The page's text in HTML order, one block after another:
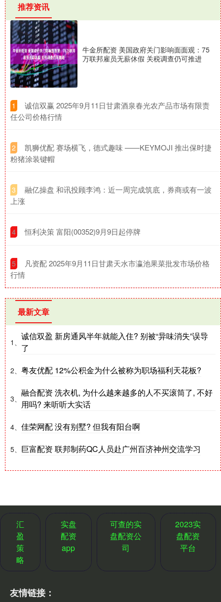
推荐资讯
牛金所配资 美国政府关门影响面面观：75
万联邦雇员无薪休假 关税调查仍可推进
1
​诚信双赢 2025年9月11日甘肃酒泉春光农产品市场有限责
任公司价格行情
2
​凯狮优配 赛场横飞，德式趣味 ——KEYMOJI 推出保时捷
粉猪涂装键帽
3
​融亿操盘 和讯投顾李鸿：近一周完成筑底，券商或有一波
上涨
4 ​恒利决策 富阳(00352)9月9日起停牌
5
​凡资配 2025年9月11日甘肃天水市瀛池果菜批发市场价格
行情
最新文章
1、
诚信双盈 新房通风半年就能入住? 别被“异味消失”误导
了
2、 粤友优配 12%公积金为什么被称为职场福利天花板?
3、
融合配资 洗衣机, 为什么越来越多的人不买滚筒了, 不好
用吗? 来听听大实话
4、 佳荣网配 没有别墅? 但我有阳台啊
5、 巨富配资 联邦制药QC人员赴广州百济神州交流学习
汇
盈
策
略
实盘
配资
app
可查的实
盘配资公
司
2023实
盘配资
平台
友情链接：